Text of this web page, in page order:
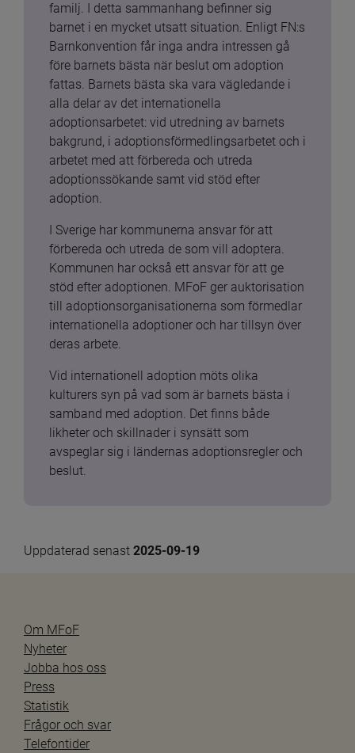
familj. I detta sammanhang befinner sig
barnet i en mycket utsatt situation. Enligt FN:s
Barnkonvention får inga andra intressen gå
före barnets bästa när beslut om adoption
fattas. Barnets bästa ska vara vägledande i
alla delar av det internationella
adoptionsarbetet: vid utredning av barnets
bakgrund, i adoptionsförmedlingsarbetet och i
arbetet med att förbereda och utreda
adoptionssökande samt vid stöd efter
adoption.
I Sverige har kommunerna ansvar för att
förbereda och utreda de som vill adoptera.
Kommunen har också ett ansvar för att ge
stöd efter adoptionen. MFoF ger auktorisation
till adoptionsorganisationerna som förmedlar
internationella adoptioner och har tillsyn över
deras arbete.
Vid internationell adoption möts olika
kulturers syn på vad som är barnets bästa i
samband med adoption. Det finns både
likheter och skillnader i synsätt som
avspeglar sig i ländernas adoptionsregler och
beslut.
Uppdaterad senast 2025-09-19
Om MFoF
Nyheter
Jobba hos oss
Press
Statistik
Frågor och svar
Telefontider